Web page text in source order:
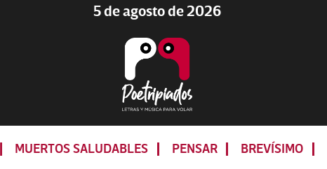
5 de agosto de 2026
LETRAS
Y
MUERTOS SALUDABLES PENSAR BREVÍSIMO